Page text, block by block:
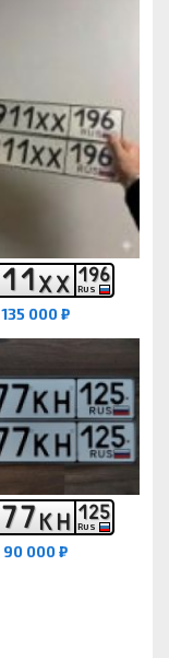
11ХХ 196
RUS
135 000 ₽
77КН 125
RUS
90 000 ₽